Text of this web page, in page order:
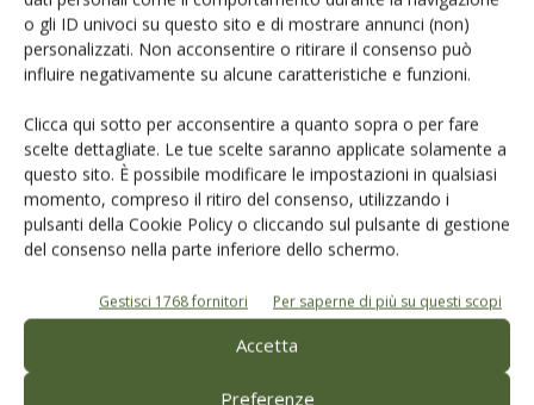
o gli ID univoci su questo sito e di mostrare annunci (non)
personalizzati. Non acconsentire o ritirare il consenso può
influire negativamente su alcune caratteristiche e funzioni.
Clicca qui sotto per acconsentire a quanto sopra o per fare
scelte dettagliate. Le tue scelte saranno applicate solamente a
questo sito. È possibile modificare le impostazioni in qualsiasi
momento, compreso il ritiro del consenso, utilizzando i
pulsanti della Cookie Policy o cliccando sul pulsante di gestione
del consenso nella parte inferiore dello schermo.
Gestisci 1768 fornitori Per saperne di più su questi scopi
Accetta
Preferenze
Si rinnova l’appuntamento con la manifestazione organizzata da
Assam-Marche, quest’anno ospitata a Fico, il parco agroalimentare
dedicato alle eccellenze e alla biodiversità
1 2 3
E-magazine
Tecniche, prodotti e servizi dalle aziende